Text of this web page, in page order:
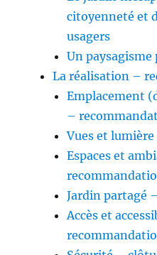
citoyenneté et
usagers
Un
La réalisation –
Emplacement
–
Vues et
Espaces et
Jardin partagé
Accès et